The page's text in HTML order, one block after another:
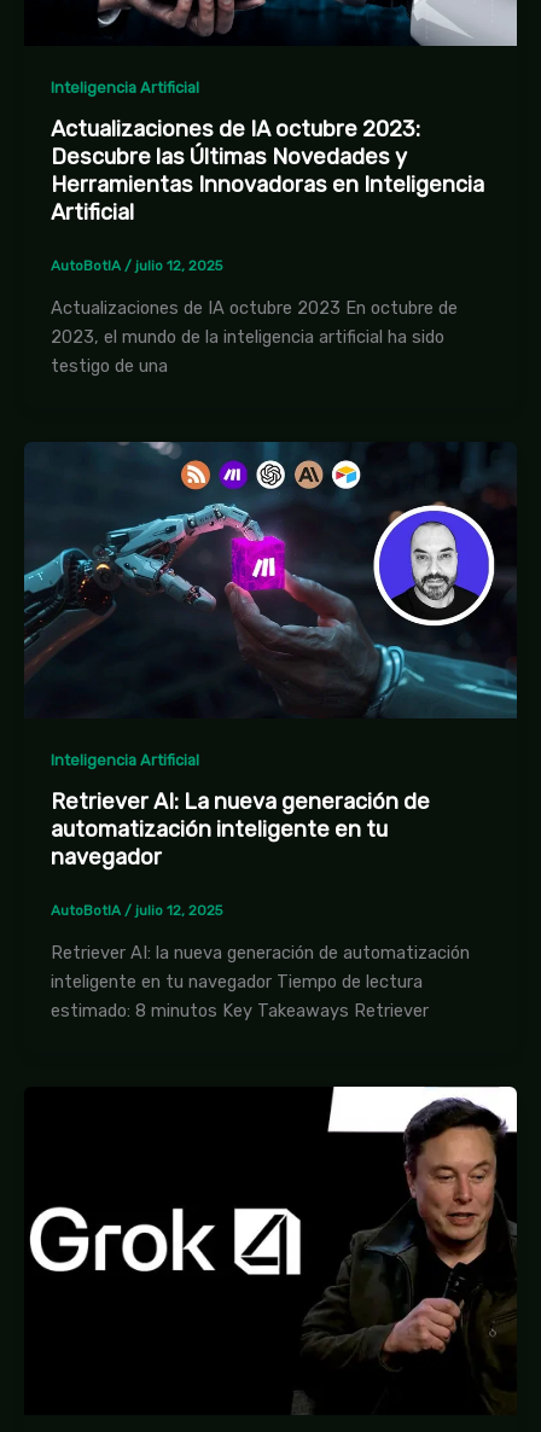
Inteligencia Artificial
Actualizaciones de IA octubre 2023:
Descubre las Últimas Novedades y
Herramientas Innovadoras en Inteligencia
Artificial
AutoBotIA / julio 12, 2025
Actualizaciones de IA octubre 2023 En octubre de
2023, el mundo de la inteligencia artificial ha sido
testigo de una
Inteligencia Artificial
Retriever AI: La nueva generación de
automatización inteligente en tu
navegador
AutoBotIA / julio 12, 2025
Retriever AI: la nueva generación de automatización
inteligente en tu navegador Tiempo de lectura
estimado: 8 minutos Key Takeaways Retriever